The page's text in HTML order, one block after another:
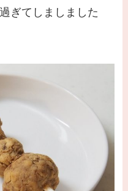
ぎてしましました